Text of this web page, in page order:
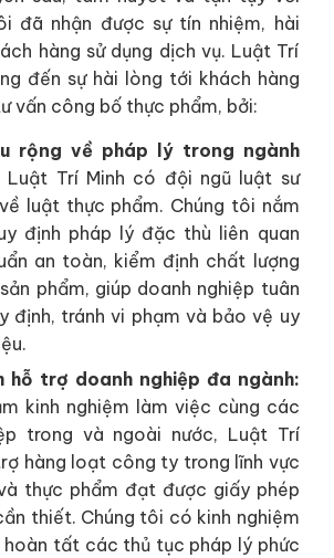
đã nhận được sự tín nhiệm, hài
hàng sử dụng dịch vụ. Luật Trí
đến sự hài lòng tới khách hàng
vấn công bố thực phẩm, bởi:
rộng về pháp lý trong ngành
Luật Trí Minh có đội ngũ luật sư
luật thực phẩm. Chúng tôi nắm
định pháp lý đặc thù liên quan
an toàn, kiểm định chất lượng
phẩm, giúp doanh nghiệp tuân
định, tránh vi phạm và bảo vệ uy
hỗ trợ doanh nghiệp đa ngành:
kinh nghiệm làm việc cùng các
trong và ngoài nước, Luật Trí
hàng loạt công ty trong lĩnh vực
thực phẩm đạt được giấy phép
thiết. Chúng tôi có kinh nghiệm
tất các thủ tục pháp lý phức